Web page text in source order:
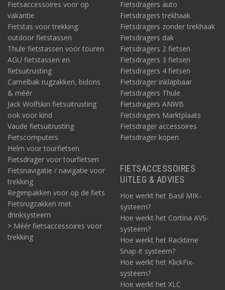
Fietsaccessoires voor op
vakantie
Fietstas voor trekking:
outdoor fietstassen
Thule fietstassen voor touren
AGU fietstassen en
fietsuitrusting
Camelbak rugzakken, bidons
& méér
Jack Wolfskin fietsuitrusting
ook voor kind
Vaude fietsuitrusting
Fietscomputers
Helm voor tourfietsen
Fietsdrager voor tourfietsen
Fietsnavigatie / navigatie voor
trekking
Regenpakken voor op de fiets
Fietsrugzakken met
drinksysteem
> Méér fietsaccessoires voor
trekking
Fietsdragers auto
Fietsdragers trekhaak
Fietsdragers zonder trekhaak
Fietsdragers dak
Fietsdragers 2 fietsen
Fietsdragers 3 fietsen
Fietsdragers 4 fietsen
Fietsdrager inklapbaar
Fietsdragers Thule
Fietsdragers ANWB
Fietsdragers Marktplaats
Fietsdrager accessoires
Fietsdrager kopen
FIETSACCESSOIRES
UITLEG & ADVIES
Hoe werkt het Basil MIK-
systeem?
Hoe werkt het Cortina AVS-
systeem?
Hoe werkt het Racktime
Snap-it systeem?
Hoe werkt het KlickFix-
systeem?
Hoe werkt het XLC